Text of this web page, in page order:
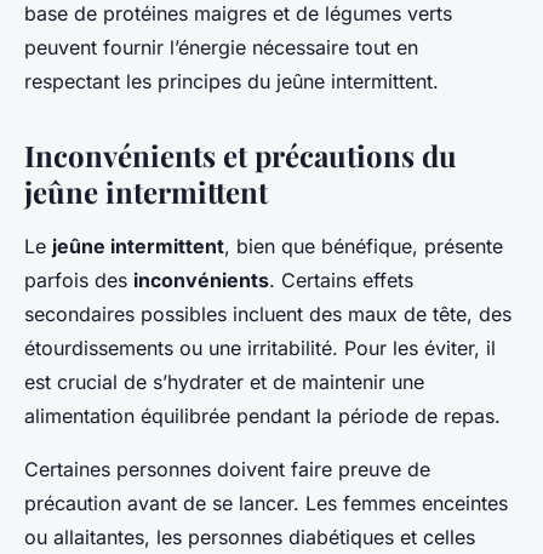
base de protéines maigres et de légumes verts
peuvent fournir l’énergie nécessaire tout en
respectant les principes du jeûne intermittent.
Inconvénients et précautions du
jeûne intermittent
Le jeûne intermittent, bien que bénéfique, présente
parfois des inconvénients. Certains effets
secondaires possibles incluent des maux de tête, des
étourdissements ou une irritabilité. Pour les éviter, il
est crucial de s’hydrater et de maintenir une
alimentation équilibrée pendant la période de repas.
Certaines personnes doivent faire preuve de
précaution avant de se lancer. Les femmes enceintes
ou allaitantes, les personnes diabétiques et celles